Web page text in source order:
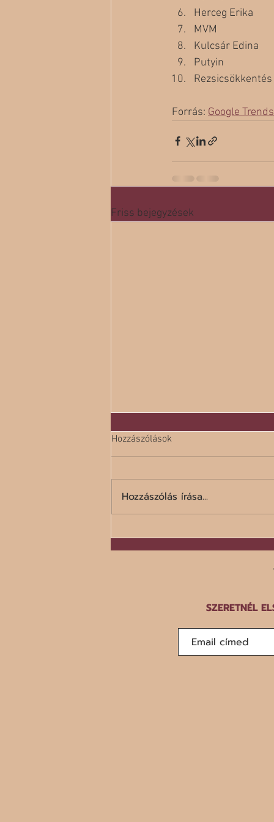
Herceg Erika
MVM
Kulcsár Edina
Putyin
Rezsicsökkentés
Forrás: Google Trends
Friss bejegyzések
Hozzászólások
Hozzászólás írása...
SZERETNÉL